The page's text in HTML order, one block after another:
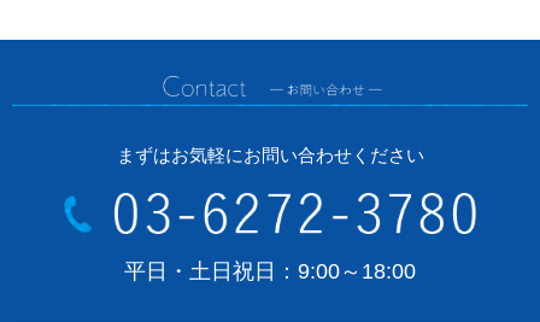
まずはお気軽にお問い合わせください
平日・土日祝日：9:00～18:00